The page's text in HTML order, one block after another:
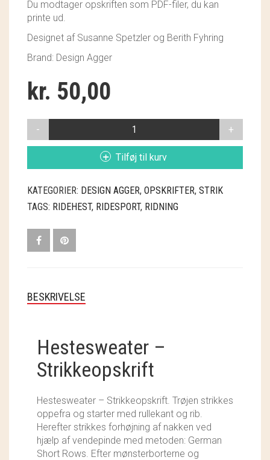
GRY & SIF
HAMMERSHUS FAIRTRADE
HARTGUT
IB LAURSEN
KINTOBE
KOUSTRUP & CO.
LÆSØ ULDSTUE
SEA ART PHOTO
SÆBEVÆRKSTEDET
TORDENVAND
ANDRE BRANDS
Du modtager opskriften som PDF-filer, du kan
printe ud.
Designet af Susanne Spetzler og Berith Fyhring
Brand: Design Agger
kr. 50,00
-
STRIKKEOPSKRIFT
Tilføj til kurv
KATEGORIER: DESIGN AGGER, OPSKRIFTER, STRIK
TAGS: RIDEHEST, RIDESPORT, RIDNING
BESKRIVELSE
Hestesweater –
Strikkeopskrift
Hestesweater – Strikkeopskrift. Trøjen strikkes
oppefra og starter med rullekant og rib.
Herefter strikkes forhøjning af nakken ved
hjælp af vendepinde med metoden: German
Short Rows. Efter mønsterborterne og